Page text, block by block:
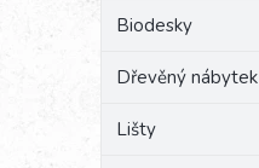
Biodesky
Dřevěný nábytek
Lišty